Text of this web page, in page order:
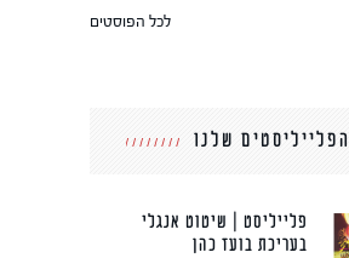
לכל הפוסטים
הפלייליסטים שלנו
פלייליסט | שיטוט אנגלי
בעריכת בועז כהן